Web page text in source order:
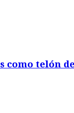
como telón